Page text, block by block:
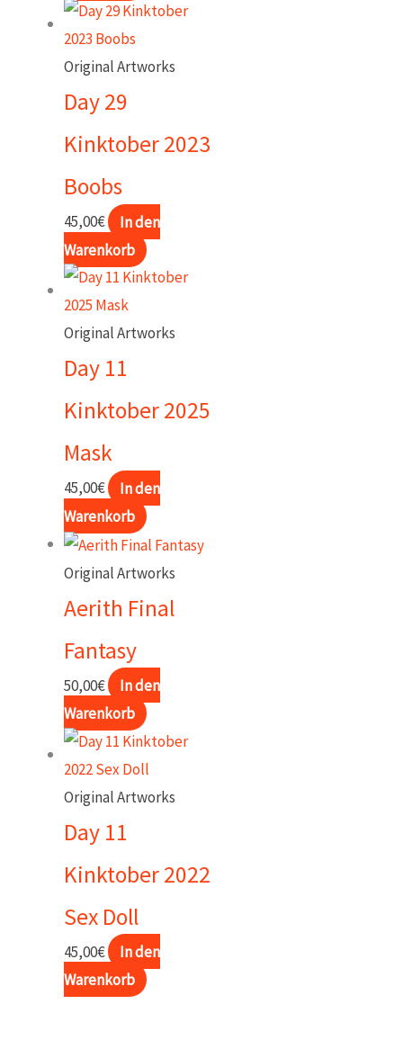
Original Artworks
Day 29
Kinktober 2023
Boobs
45,00€
In den
Warenkorb
Original Artworks
Day 11
Kinktober 2025
Mask
45,00€
In den
Warenkorb
Original Artworks
Aerith Final
Fantasy
50,00€
In den
Warenkorb
Original Artworks
Day 11
Kinktober 2022
Sex Doll
45,00€
In den
Warenkorb